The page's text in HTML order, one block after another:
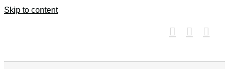
Skip to content